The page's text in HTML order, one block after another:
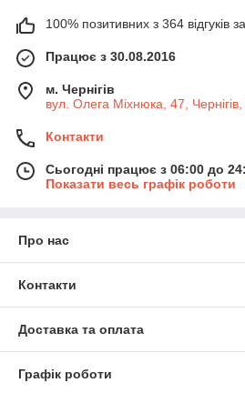
100% позитивних з 364 відгуків
Працює з 30.08.2016
м. Чернігів
вул. Олега Міхнюка, 47, Чернігів,
Контакти
Сьогодні працює з 06:00 до
Показати весь графік роботи
Про нас
Контакти
Доставка та оплата
Графік роботи